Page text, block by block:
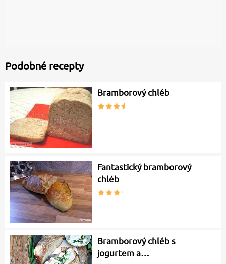
Podobné recepty
Bramborový chléb
Fantastický bramborový
chléb
Bramborový chléb s
jogurtem a…